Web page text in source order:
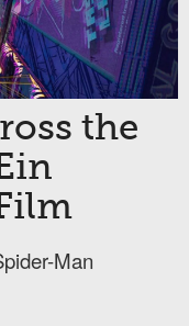
the
Man